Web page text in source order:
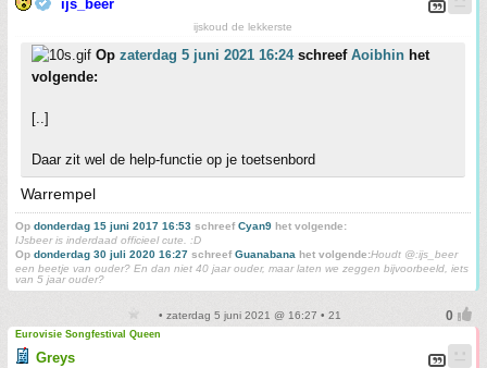
ijs_beer
ijskoud de lekkerste
Op zaterdag 5 juni 2021 16:24schreef Aoibhin het
volgende:
[..]
Daar zit wel de help-functie op je toetsenbord
Warrempel
Op donderdag 15 juni 2017 16:53 schreefCyan9 het volgende:
IJsbeer is inderdaad officieel cute. :D
Op donderdag 30 juli 2020 16:27 schreefGuanabana het volgende:Houdt @:ijs_beer
een beetje van ouder? En dan niet 40 jaar ouder, maar laten we zeggen bijvoorbeeld, iets
van 5 jaar ouder?
• zaterdag 5 juni 2021 @ 16:27 • 21
Eurovisie Songfestival Queen
Greys